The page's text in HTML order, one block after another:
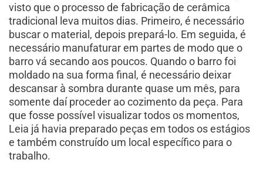
visto que o processo de fabricação de cerâmica
tradicional leva muitos dias. Primeiro, é necessário
buscar o material, depois prepará-lo. Em seguida, é
necessário manufaturar em partes de modo que o
barro vá secando aos poucos. Quando o barro foi
moldado na sua forma final, é necessário deixar
descansar à sombra durante quase um mês, para
somente daí proceder ao cozimento da peça. Para
que fosse possível visualizar todos os momentos,
Leia já havia preparado peças em todos os estágios
e também construído um local específico para o
trabalho.